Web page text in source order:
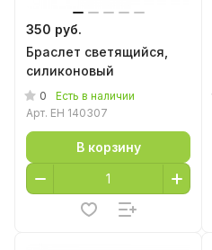
350 руб.
Браслет светящийся,
силиконовый
0
Есть в наличии
Арт. EH 140307
В корзину